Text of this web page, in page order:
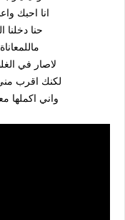
انا احبك
حنا
لاصار في
لكنك اقرب
واني